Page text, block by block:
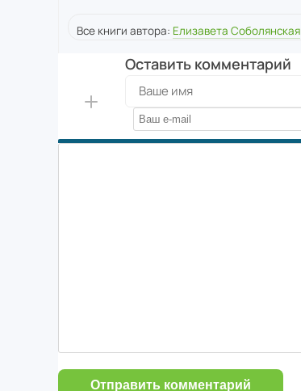
Все книги автора: Елизавета Соболянская
Оставить комментарий
Отправить комментарий